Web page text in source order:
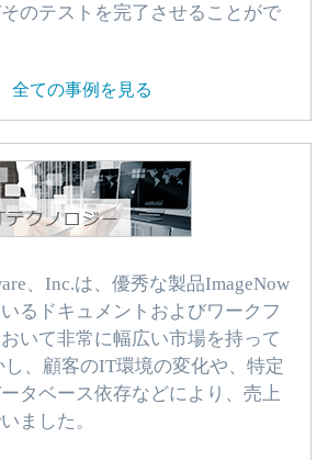
のテストを完了させることがで
全ての事例を見る
、Inc.は、優秀な製品ImageNow
るドキュメントおよびワークフ
いて非常に幅広い市場を持って
、顧客のIT環境の変化や、特定
タベース依存などにより、売上
ました。